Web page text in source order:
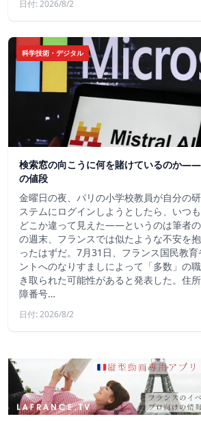
日付: 2026/8/2
科学技術・デジタル
検索窓の向こうに何を賭けているのか
の値段
金曜日の夜、パリの小学校教員が自分の
ステムにログインしようとしたら、いつ
どこか違って見えた——というのは筆者
の週末、フランスでは似たような不安を
ったはずだ。7月31日、フランス国民教
ントへのなりすましによって「多数」の
き取られた可能性があると発表した。住
障番号…
日付: 2026/8/2